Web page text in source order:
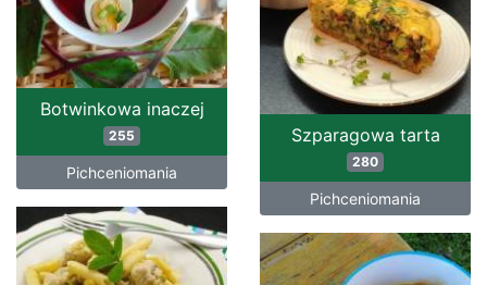
Botwinkowa inaczej
255
Pichceniomania
Szparagowa tarta
280
Pichceniomania